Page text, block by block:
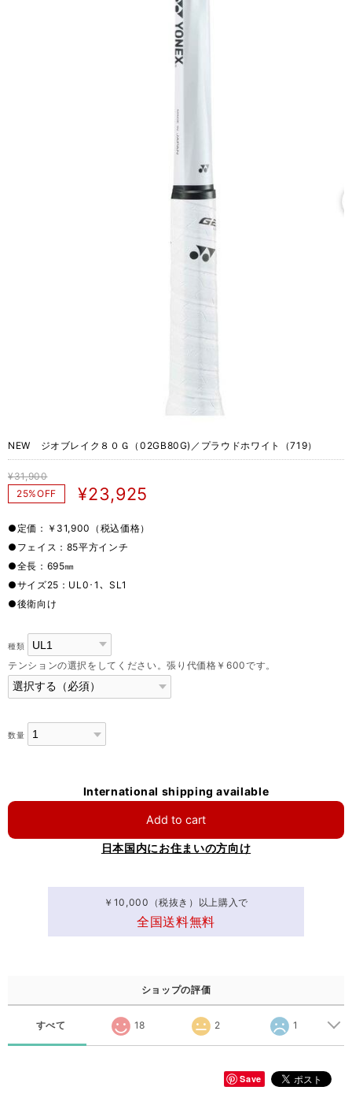
NEW ジオブレイク８０Ｇ（02GB80G)／プラウドホワイト（719）
¥31,900
25%OFF
¥23,925
●定価：￥31,900（税込価格）
●フェイス：85平方インチ
●全長：695㎜
●サイズ25：UL0･1、SL1
●後衛向け
種類
テンションの選択をしてください。張り代価格￥600です。
数量
International shipping available
Add to cart
日本国内にお住まいの方向け
￥10,000（税抜き）以上購入で
全国送料無料
ショップの評価
すべて 18 2 1
Save